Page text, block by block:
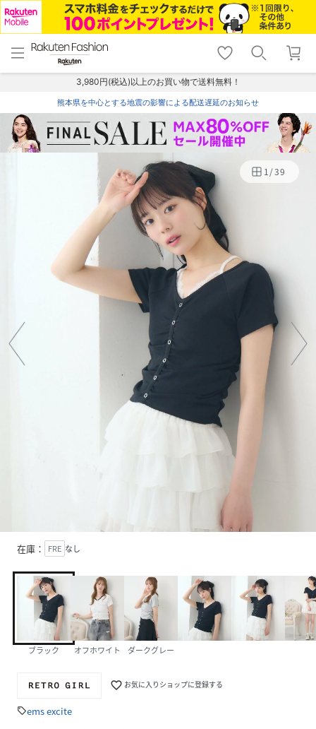
menu home
トップ
shopping_cart lock_outline
ログイン
3,980円(税込)以上のお買い物で送料無料！
熊本県を中心とする地震の影響による配送遅延のお知らせ
1/39
在庫： FRE なし
ブラック オフホワイト ダークグレー
favorite_border お気に入りショップに登録する
sellems excite